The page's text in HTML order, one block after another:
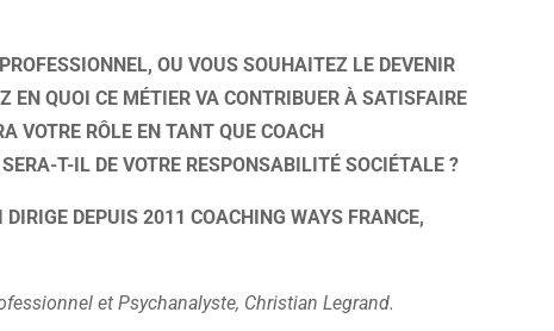
OU VOUS SOUHAITEZ LE DEVENIR
EN QUOI CE MÉTIER VA CONTRIBUER À SATISFAIRE
VOTRE RÔLE EN TANT QUE COACH
T-IL DE VOTRE RESPONSABILITÉ SOCIÉTALE ?
DEPUIS 2011 COACHING WAYS FRANCE,
et Psychanalyste, Christian Legrand.